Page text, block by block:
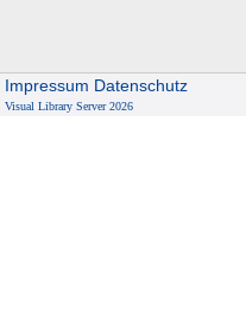
Impressum Datenschutz
Visual Library Server 2026